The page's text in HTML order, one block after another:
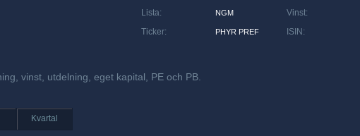
Lista: NGM
Ticker: PHYR PREF
Vinst:
ISIN :
vinst, utdelning, eget kapital, PE och PB.
Kvartal